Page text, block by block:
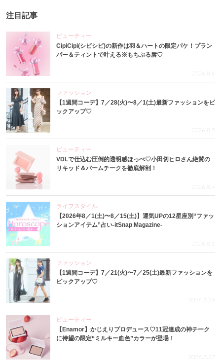
注目記事
ビューティー
CipiCipi(シピシピ)の新作は羽＆ハートの限定パケ！プラン
パー＆ティントで叶える※もちぷる唇♡
2026.8.6
ファッション
【1週間コーデ】7／28(火)〜8／1(土)最新ファッションをピ
ックアップ♡
2026.8.5
ビューティー
VDLで仕込む圧倒的透明感ほっぺ♡小田切ヒロさん絶賛の
リキッド＆バームチークを徹底解剖！
2026.8.4
ライフスタイル
【2026年8／1(土)〜8／15(土)】運気UPの12星座別“ファッ
ションアイテム”占い-itSnap Magazine-
2026.8.1
ファッション
【1週間コーデ】7／21(火)〜7／25(土)最新ファッションを
ピックアップ♡
2026.7.29
ビューティー
【Enamor】かじえりプロデュース♡11冠達成の神チーク
に待望の限定“ミルキー血色”カラーが登場！
2026.7.27